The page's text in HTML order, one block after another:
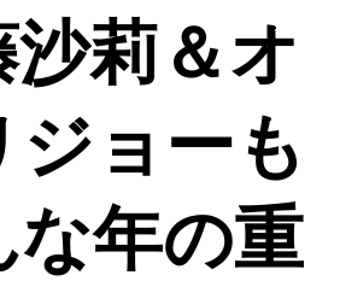
沙莉＆オ
ジョーも
な年の重